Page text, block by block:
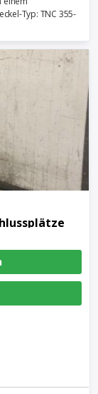
Typ: TNC 355-